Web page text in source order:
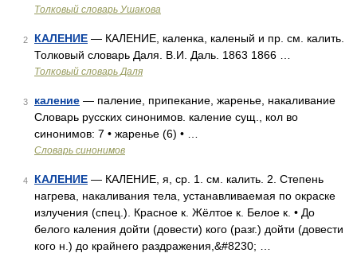
Толковый словарь Ушакова
2 КАЛЕНИЕ — КАЛЕНИЕ, каленка, каленый и пр. см. калить.
Толковый словарь Даля. В.И. Даль. 1863 1866 …
Толковый словарь Даля
3 каление — паление, припекание, жаренье, накаливание
Словарь русских синонимов. каление сущ., кол во
синонимов: 7 • жаренье (6) • …
Словарь синонимов
4 КАЛЕНИЕ — КАЛЕНИЕ, я, ср. 1. см. калить. 2. Степень
нагрева, накаливания тела, устанавливаемая по окраске
излучения (спец.). Красное к. Жёлтое к. Белое к. • До
белого каления дойти (довести) кого (разг.) дойти (довести
кого н.) до крайнего раздражения,&#8230; …